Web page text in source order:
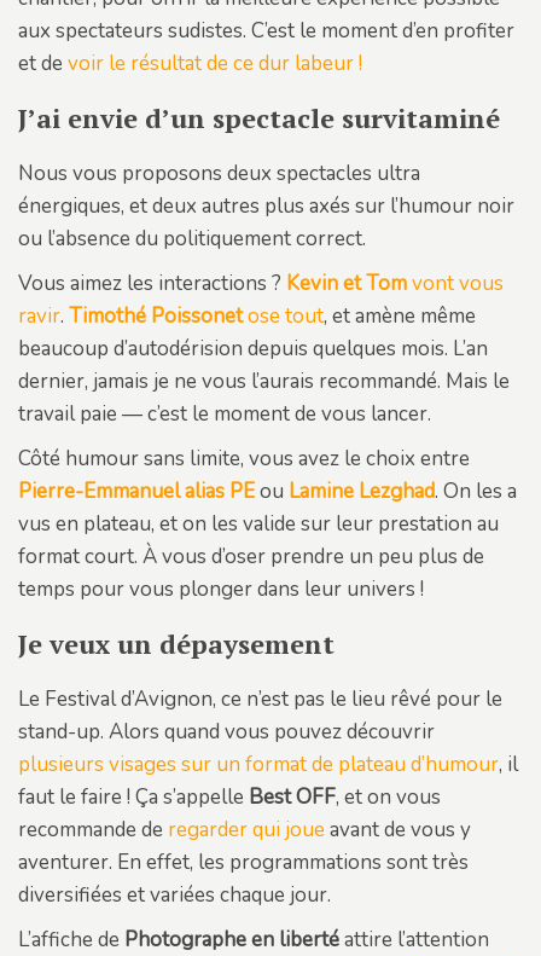
aux spectateurs sudistes. C’est le moment d’en profiter
et de voir le résultat de ce dur labeur !
J’ai envie d’un spectacle survitaminé
Nous vous proposons deux spectacles ultra
énergiques, et deux autres plus axés sur l’humour noir
ou l’absence du politiquement correct.
Vous aimez les interactions ? Kevin et Tomvont vous
ravir. Timothé Poissonetose tout, et amène même
beaucoup d’autodérision depuis quelques mois. L’an
dernier, jamais je ne vous l’aurais recommandé. Mais le
travail paie — c’est le moment de vous lancer.
Côté humour sans limite, vous avez le choix entre
Pierre-Emmanuel alias PEou Lamine Lezghad. On les a
vus en plateau, et on les valide sur leur prestation au
format court. À vous d’oser prendre un peu plus de
temps pour vous plonger dans leur univers !
Je veux un dépaysement
Le Festival d’Avignon, ce n’est pas le lieu rêvé pour le
stand-up. Alors quand vous pouvez découvrir
plusieurs visages sur un format de plateau d’humour, il
faut le faire ! Ça s’appelle Best OFF, et on vous
recommande de regarder qui joueavant de vous y
aventurer. En effet, les programmations sont très
diversifiées et variées chaque jour.
L’affiche de Photographe en libertéattire l’attention